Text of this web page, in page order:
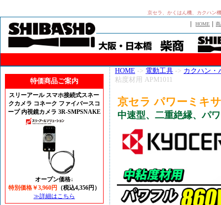
京セラ、かくはん機、カクハン
｜HOME ｜
特価商品ご案内
スリーアール スマホ接続式スネー
クカメラ コネーク ファイバースコ
ープ 内視鏡カメラ 3R-SMPSNAKE
オープン価格↓
特別価格￥3,960円
（税込4,356円）
≫詳細はこちら
HOME -> 電動工具 -> カクハン・
粘度材用 APM1011
京セラ パワーミキ
中速型、二重絶縁、パ